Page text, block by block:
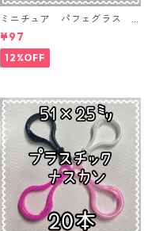
ミニチュア パフェグラス 3
個入り【MNT-GLS-3P-03】
¥97
12%OFF